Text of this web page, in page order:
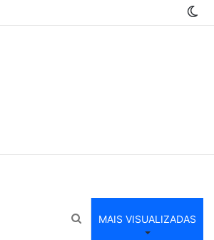
MAIS VISUALIZADAS
Procurar